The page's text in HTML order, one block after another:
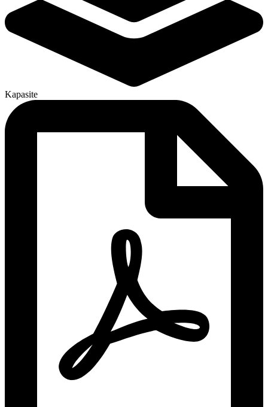
Kapasite